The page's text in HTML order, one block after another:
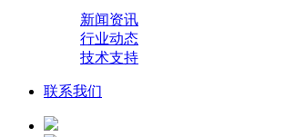
新闻资讯
行业动态
技术支持
联系我们